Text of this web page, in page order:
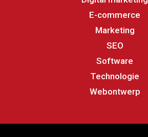
E-commerce
Marketing
SEO
Software
Technologie
Webontwerp